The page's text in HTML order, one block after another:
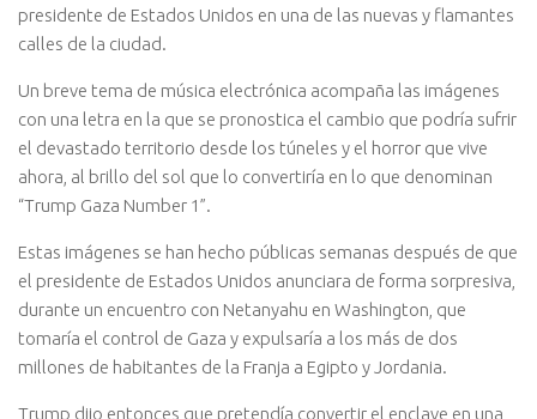
presidente de Estados Unidos en una de las nuevas y flamantes
calles de la ciudad.
Un breve tema de música electrónica acompaña las imágenes
con una letra en la que se pronostica el cambio que podría sufrir
el devastado territorio desde los túneles y el horror que vive
ahora, al brillo del sol que lo convertiría en lo que denominan
“Trump Gaza Number 1”.
Estas imágenes se han hecho públicas semanas después de que
el presidente de Estados Unidos anunciara de forma sorpresiva,
durante un encuentro con Netanyahu en Washington, que
tomaría el control de Gaza y expulsaría a los más de dos
millones de habitantes de la Franja a Egipto y Jordania.
Trump dijo entonces que pretendía convertir el enclave en una